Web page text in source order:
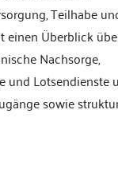
Teilhabe
einen Überblick
Nachsorge,
und Lotsendienste
sowie